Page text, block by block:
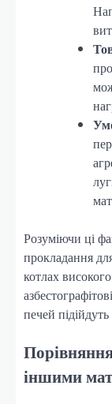
Розуміючи ці
прокладання
котлах
печей
іншими